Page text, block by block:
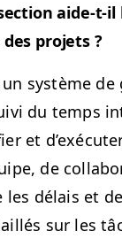
aide-t-il
projets ?
sys­tème de
du temps
et
de
les délais et
sur les